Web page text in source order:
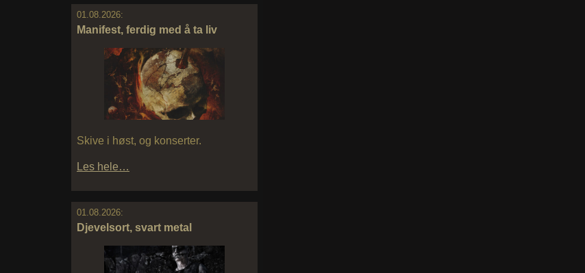
01.08.2026:
Manifest, ferdig med å ta liv
Skive i høst, og konserter.
Les hele…
01.08.2026:
Djevelsort, svart metal